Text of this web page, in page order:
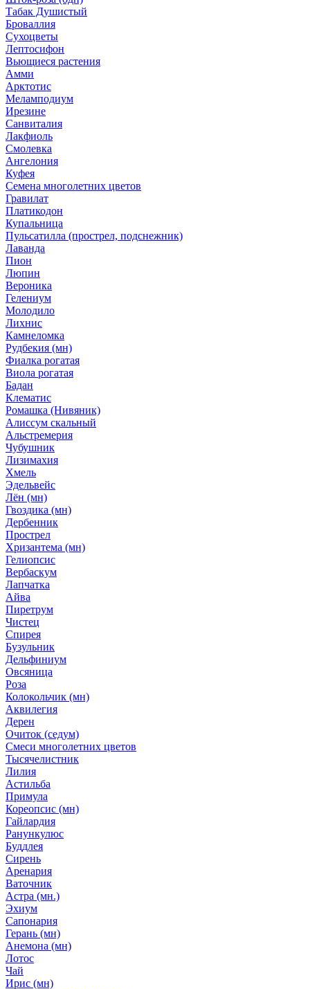
Табак Душистый
Броваллия
Сухоцветы
Лептосифон
Вьющиеся растения
Амми
Арктотис
Меламподиум
Ирезине
Санвиталия
Лакфиоль
Смолевка
Ангелония
Куфея
Семена многолетних цветов
Гравилат
Платикодон
Купальница
Пульсатилла (прострел, подснежник)
Лаванда
Пион
Люпин
Вероника
Гелениум
Молодило
Лихнис
Камнеломка
Рудбекия (мн)
Фиалка рогатая
Виола рогатая
Бадан
Клематис
Ромашка (Нивяник)
Алиссум скальный
Альстремерия
Чубушник
Лизимахия
Хмель
Эдельвейс
Лён (мн)
Гвоздика (мн)
Дербенник
Прострел
Хризантема (мн)
Гелиопсис
Вербаскум
Лапчатка
Айва
Пиретрум
Чистец
Спирея
Бузульник
Дельфиниум
Овсяница
Роза
Колокольчик (мн)
Аквилегия
Дерен
Очиток (седум)
Смеси многолетних цветов
Тысячелистник
Лилия
Астильба
Примула
Кореопсис (мн)
Гайлардия
Ранункулюс
Буддлея
Сирень
Аренария
Ваточник
Астра (мн.)
Эхиум
Сапонария
Герань (мн)
Анемона (мн)
Лотос
Чай
Ирис (мн)